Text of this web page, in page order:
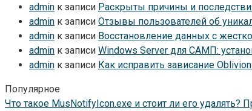
admin к записи Раскрыты причины и
admin к записи Отзывы пользователей об
admin к записи Восстановление данных с
admin к записи Windows Server для САМП:
admin к записи Как исправить зависание
Популярное
Что такое MusNotifyIcon.exe и стоит ли его